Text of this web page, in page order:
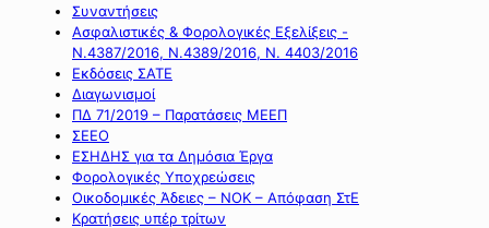
Συναντήσεις
Ασφαλιστικές & Φορολογικές Εξελίξεις -
Ν.4387/2016, Ν.4389/2016, Ν. 4403/2016
Εκδόσεις ΣΑΤΕ
Διαγωνισμοί
ΠΔ 71/2019 – Παρατάσεις ΜΕΕΠ
ΣΕΕΟ
ΕΣΗΔΗΣ για τα Δημόσια Έργα
Φορολογικές Υποχρεώσεις
Οικοδομικές Άδειες – ΝΟΚ – Απόφαση ΣτΕ
Κρατήσεις υπέρ τρίτων